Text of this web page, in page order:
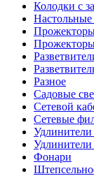
Колодки с
Настольные
Разное
Садовые
Сетевой
Сетевые
Удлинители
Удлинители
Фонари